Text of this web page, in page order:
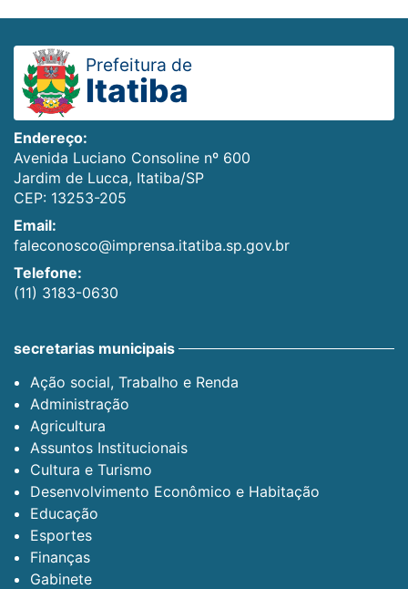
Prefeitura de
Itatiba
Endereço:
Avenida Luciano Consoline nº 600
Jardim de Lucca, Itatiba/SP
CEP: 13253-205
Email:
faleconosco@imprensa.itatiba.sp.gov.br
Telefone:
(11) 3183-0630
secretarias municipais
Ação social, Trabalho e Renda
Administração
Agricultura
Assuntos Institucionais
Cultura e Turismo
Desenvolvimento Econômico e Habitação
Educação
Esportes
Finanças
Gabinete